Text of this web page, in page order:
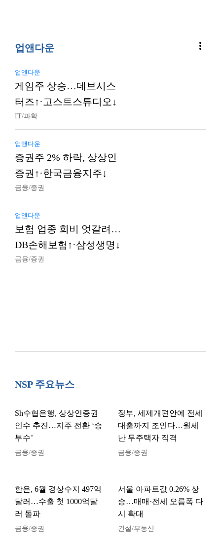
업앤다운 more_vert
업앤다운
게임주 상승…데브시스
터즈↑·고스트스튜디오↓
IT/과학
업앤다운
증권주 2% 하락, 상상인
증권↑·한국금융지주↓
금융/증권
업앤다운
보험 업종 희비 엇갈려…
DB손해보험↑·삼성생명↓
금융/증권
NSP 주요뉴스
Sh수협은행, 상상인증권
인수 추진…지주 전환 ‘승
부수’
금융/증권
정부, 세제개편안에 전세
대출까지 조인다…월세
난 무주택자 직격
금융/증권
한은, 6월 경상수지 497억
달러…수출 첫 1000억달
러 돌파
금융/증권
서울 아파트값 0.26% 상
승…매매·전세 오름폭 다
시 확대
건설/부동산